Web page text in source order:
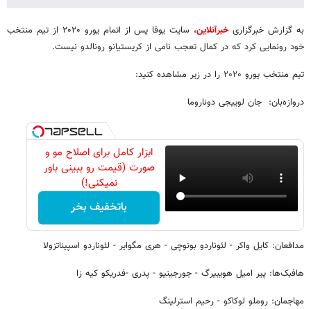
به گزارش خبرگزاریخبرآنلاین
، سایت یوفا پس از اتمام یورو ۲۰۲۰ از تیم منتخب
خود رونمایی کرد که در کمال تعجب نامی از کریستیانو رونالدو نیست.
تیم منتخب یورو ۲۰۲۰ را در زیر مشاهده کنید:
دروازه‌بان: جان لوییجی دوناروما
ابزار کامل برای اصلاح مو و
صورت (قیمت رو ببینی باور
نمیکنی!)
باتخفیف بخر
مدافعان: کایل واکر - لئوناردو بونوچی - هری مگوایر - لئوناردو اسپیناتزولا
هافبک‌ها: پیر امیل هویبیرگ - جورجینیو - پدری -فدریکو کیه زا
مهاجمان:‌ روملو لوکاکو - رحیم استرلینگ